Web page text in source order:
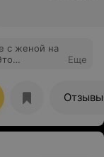
с женой на
Приятным
Еще
Отзывы